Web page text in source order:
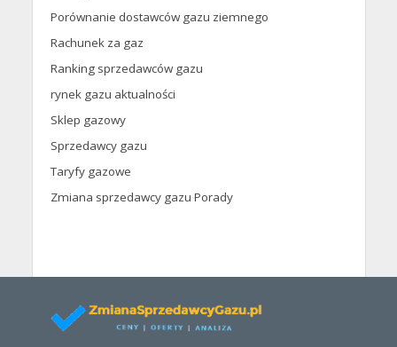
Porównanie dostawców gazu ziemnego
Rachunek za gaz
Ranking sprzedawców gazu
rynek gazu aktualności
Sklep gazowy
Sprzedawcy gazu
Taryfy gazowe
Zmiana sprzedawcy gazu Porady